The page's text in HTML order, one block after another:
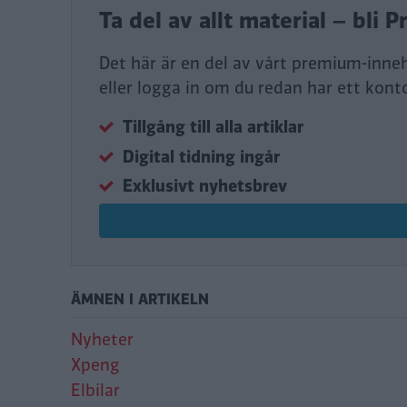
Ta del av allt material – bli
Det här är en del av vårt premium-
eller logga in om du redan har ett
Tillgång till alla artiklar
Digital tidning ingår
Exklusivt nyhetsbrev
ÄMNEN I ARTIKELN
Nyheter
Xpeng
Elbilar